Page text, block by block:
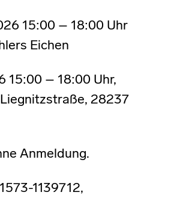
15:00 – 18:00 Uhr
Eichen
15:00 – 18:00 Uhr,
28237
Anmeldung.
1139712,